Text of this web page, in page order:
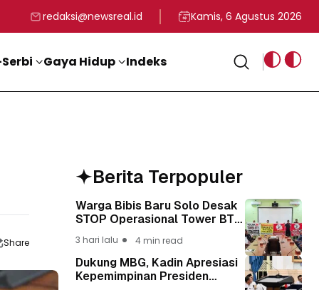
ke-81 Kemerdekaan RI
Kadin Apresiasi Kepemimpinan Presiden Prabowo yang
Staf Khusus Menag RI
redaksi@newsreal.id Kamis, 6 Agustus 2026
Gaya Hidup Indeks
Share
Berita Terpopuler
Warga Bibis Baru Solo Desak
STOP Operasional Tower BTS,
Keselamatan Warga Lebih
Berharga
3 hari lalu 4 min read
Dukung MBG, Kadin Apresiasi
Kepemimpinan Presiden